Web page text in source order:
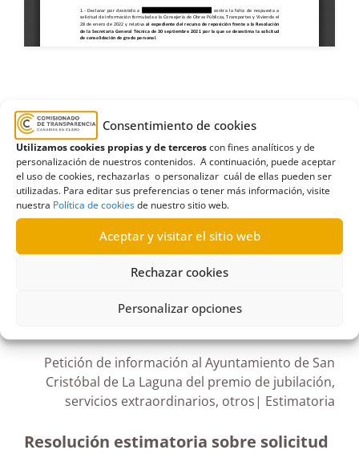
Consentimiento de cookies
Utilizamos cookies propias y de terceroscon fines analíticos y de
personalización de nuestros contenidos. A continuación, puede aceptar
el uso de cookies, rechazarlas o personalizar cuál de ellas pueden ser
utilizadas. Para editar sus preferencias o tener más información, visite
nuestra Política de cookiesde nuestro sitio web.
Aceptar y visitar el sitio web
Rechazar cookies
Personalizar opciones
Acceso a informes
Públicas Transportes y Vivienda,Empleo público
Gobierno de Canarias,Procesos de consolidación
Recurso de reposición,Resolución,Secretaría
General Técnica,Solicitud de información
Petición de información al Ayuntamiento de San
Cristóbal de La Laguna del premio de jubilación,
servicios extraordinarios, otros| Estimatoria
Resolución estimatoria sobre solicitud